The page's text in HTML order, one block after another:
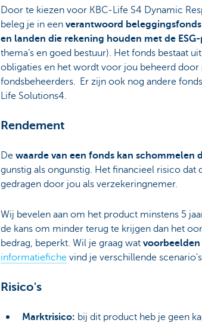
Door te kiezen voor KBC-Life S4 Dynamic
beleg je in een verantwoord
en landen die rekening houden met de
thema’s en goed bestuur). Het fonds bestaat
obligaties en het wordt voor jou beheerd door
fondsbeheerders. Er zijn ook nog andere
Life Solutions4.
Rendement
De waarde van een fonds kan schommelen
gunstig als ongunstig. Het financieel risico dat
gedragen door jou als verzekeringnemer.
Wij bevelen aan om het product minstens 5
de kans om minder terug te krijgen dan het
bedrag, beperkt. Wil je graag wat voorbeelden
informatiefiche vind je verschillende
Risico's
Marktrisico: bij dit product heb je geen